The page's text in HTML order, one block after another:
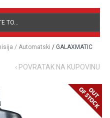
TO...
/ Automatski / GALAXMATIC
‹ POVRATAK NA KUPOVINU